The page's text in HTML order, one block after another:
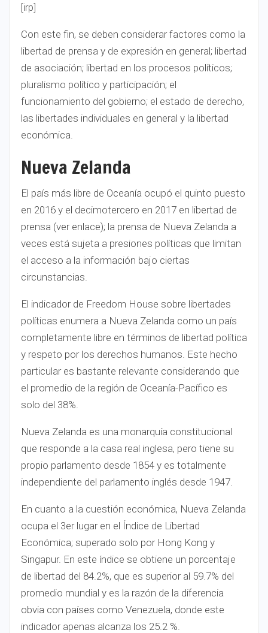
[irp]
Con este fin, se deben considerar factores como la
libertad de prensa y de expresión en general; libertad
de asociación; libertad en los procesos políticos;
pluralismo político y participación; el
funcionamiento del gobierno; el estado de derecho,
las libertades individuales en general y la libertad
económica.
Nueva Zelanda
El país más libre de Oceanía ocupó el quinto puesto
en 2016 y el decimotercero en 2017 en libertad de
prensa (ver enlace); la prensa de Nueva Zelanda a
veces está sujeta a presiones políticas que limitan
el acceso a la información bajo ciertas
circunstancias.
El indicador de Freedom House sobre libertades
políticas enumera a Nueva Zelanda como un país
completamente libre en términos de libertad política
y respeto por los derechos humanos. Este hecho
particular es bastante relevante considerando que
el promedio de la región de Oceanía-Pacífico es
solo del 38%.
Nueva Zelanda es una monarquía constitucional
que responde a la casa real inglesa, pero tiene su
propio parlamento desde 1854 y es totalmente
independiente del parlamento inglés desde 1947.
En cuanto a la cuestión económica, Nueva Zelanda
ocupa el 3er lugar en el Índice de Libertad
Económica; superado solo por Hong Kong y
Singapur. En este índice se obtiene un porcentaje
de libertad del 84.2%, que es superior al 59.7% del
promedio mundial y es la razón de la diferencia
obvia con países como Venezuela, donde este
indicador apenas alcanza los 25.2 %.